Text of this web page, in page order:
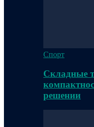
Спорт
Складные
решении